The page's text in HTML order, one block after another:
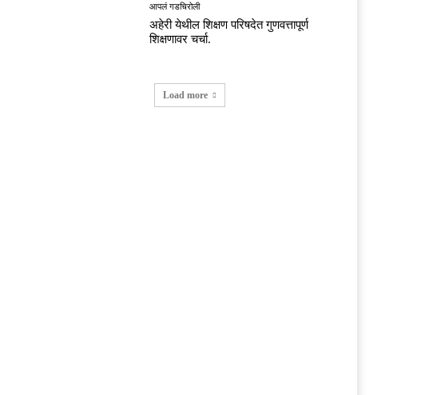
आपलं गडचिरोली
अहेरी येथील शिक्षण परिषदेत गुणवत्तापूर्ण
शिक्षणावर चर्चा.
Load more